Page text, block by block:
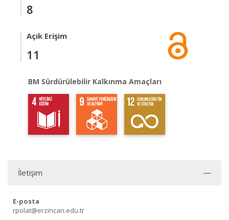
8
Açık Erişim
11
BM Sürdürülebilir Kalkınma Amaçları
İletişim
E-posta
rpolat@erzincan.edu.tr